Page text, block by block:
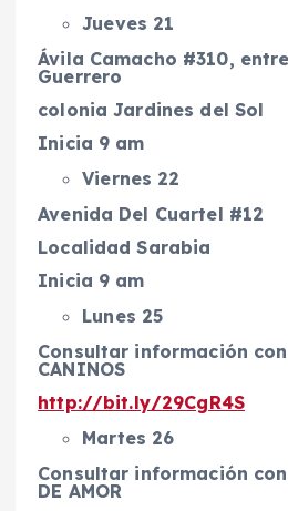
Jueves 21
Ávila Camacho #310,
Guerrero
colonia Jardines del Sol
Inicia 9 am
Viernes 22
Avenida Del Cuartel #12
Localidad Sarabia
Inicia 9 am
Lunes 25
Consultar información con
CANINOS
http://bit.ly/29CgR4S
Martes 26
Consultar información
DE AMOR